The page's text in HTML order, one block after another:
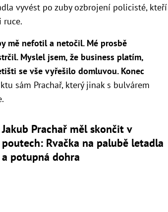
vyvést po zuby ozbrojení policisté, kteří
ruce.
mě nefotil a netočil. Mé prosbě
Myslel jsem, že business platím,
se vše vyřešilo domluvou. Konec
sám Prachař, který jinak s bulvárem
Jakub Prachař měl skončit v
poutech: Rvačka na palubě letadla
a potupná dohra